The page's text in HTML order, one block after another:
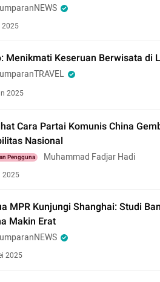
2025
Menikmati Keseruan Berwisata di
2025
Cara Partai Komunis China
Nasional
Pengguna Muhammad Fadjar Hadi
2025
MPR Kunjungi Shanghai: Studi
Makin Erat
2025